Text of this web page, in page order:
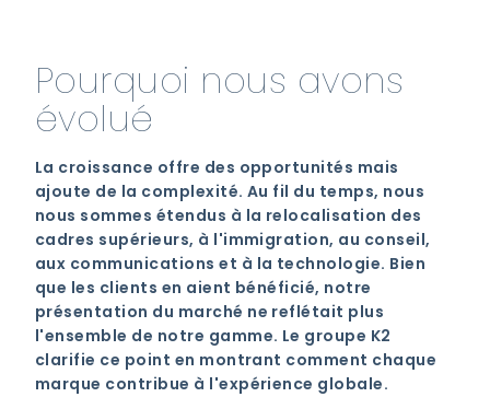
Pourquoi nous avons
évolué
La croissance offre des opportunités mais
ajoute de la complexité. Au fil du temps, nous
nous sommes étendus à la relocalisation des
cadres supérieurs, à l'immigration, au conseil,
aux communications et à la technologie. Bien
que les clients en aient bénéficié, notre
présentation du marché ne reflétait plus
l'ensemble de notre gamme. Le groupe K2
clarifie ce point en montrant comment chaque
marque contribue à l'expérience globale.